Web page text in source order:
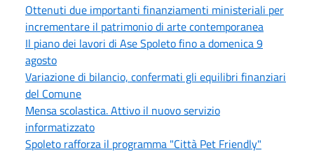
Ottenuti due importanti finanziamenti ministeriali per
incrementare il patrimonio di arte contemporanea
Il piano dei lavori di Ase Spoleto fino a domenica 9
agosto
Variazione di bilancio, confermati gli equilibri finanziari
del Comune
Mensa scolastica. Attivo il nuovo servizio
informatizzato
Spoleto rafforza il programma "Città Pet Friendly"